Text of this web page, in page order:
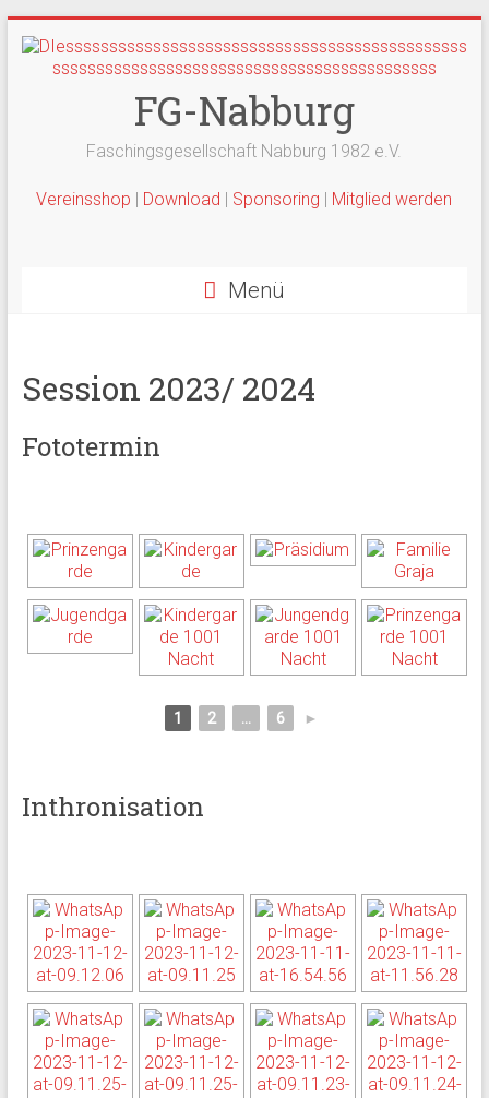
Inhalt
springen
FG-Nabburg
Faschingsgesellschaft Nabburg 1982 e.V.
Vereinsshop | Download | Sponsoring | Mitglied werden
Menü
Session 2023/ 2024
Fototermin
1 2 ... 6 ►
Inthronisation